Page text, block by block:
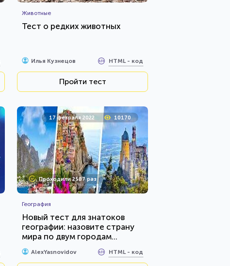
Животные
Тест о редких животных
Илья Кузнецов HTML - код
Пройти тест
17 февраля 2022 10170
Проходили 2587 раз
География
Новый тест для знатоков
географии: назовите страну
мира по двум городам...
AlexYasnovidov HTML - код